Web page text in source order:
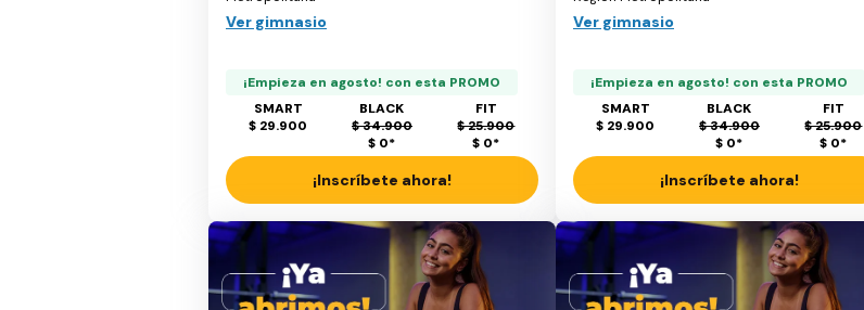
Ver gimnasio
¡Empieza en agosto! con esta PROMO
SMART
$ 29.900
BLACK
$ 34.900
$ 0*
FIT
$ 25.900
$ 0*
¡Inscríbete ahora!
Ver gimnasio
¡Empieza en agosto! con esta PROMO
SMART
$ 29.900
BLACK
$ 34.900
$ 0*
FIT
$ 25.900
$ 0*
¡Inscríbete ahora!